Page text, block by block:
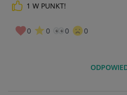
1 W PUNKT!
0 0 0 0